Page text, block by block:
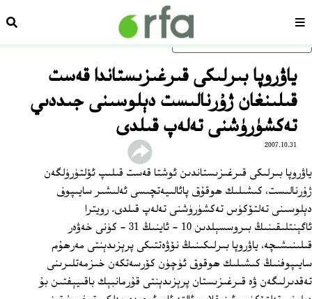
ئاساسلىق مەزمۇنغا ئاتلاڭسەھىپە
ياۋروپا بىرلىكى قىرغىزىستاندا قەست
قىلىنغان ژۇرنالىست دېلوسىنى جىددىي
تەكشۈرۈشنى تەلەپ قىلدى
2007.10.31
ياۋروپا بىرلىكى قىرغىزىستاندىن ئوشتا قەست قىلىپ ئۆلتۈرۈلگەن
ژۇرنالىست، كىشىلىك ھوقۇق پائالىيەتچىسى ئەلىشىر سايىپوف
دېلوسىنى تەلتۆكۈس تەكشۈرۈشنى تەلەپ قىلدى. رويترا
ئاگېنتلىقىنىڭ بىروسسېلدىن 10 - ئاينىڭ 31 ‏- كۈنى خەۋەر
قىلىنىشىچە، ياۋروپا بىرلىكىنىڭ نۆۋەتتىكى پرېزىدېنتى مەرھۇم
سايىپوفنىڭ كىشىلىك ھوقوق ئۈچۈن كۆرسەتكەن خىزمەتلىرىنى
تەقدىرلىگەن ۋە قىرغىزىستان پرېزىدېنتى قۇرمانبېك باقىيېفتىن بۇ